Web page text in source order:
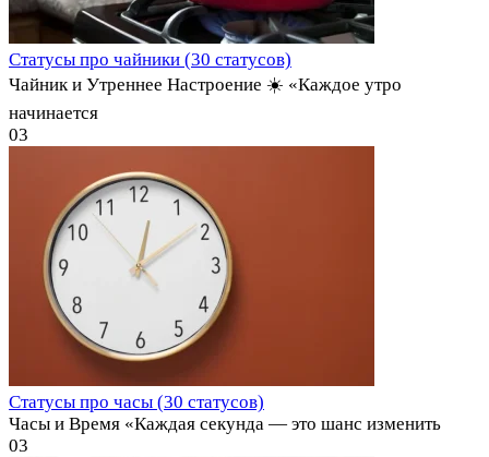
Статусы про чайники (30 статусов)
Чайник и Утреннее Настроение ☀️ «Каждое утро
начинается
03
Статусы про часы (30 статусов)
Часы и Время «Каждая секунда — это шанс изменить
03